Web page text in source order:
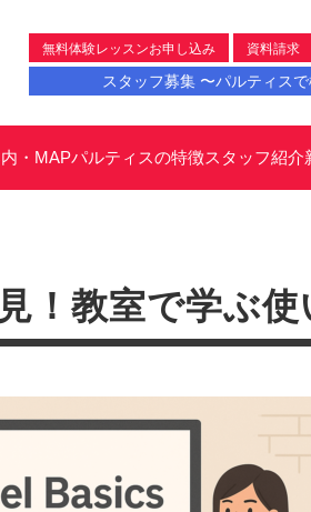
無料体験レッスンお申し込み 資料請求
スタッフ募集 〜パルティス
・MAPパルティスの特徴スタッフ紹介
！教室で学ぶ使